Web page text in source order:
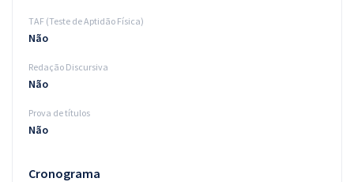
TAF (Teste de Aptidão Física)
Não
Redação Discursiva
Não
Prova de títulos
Não
Cronograma